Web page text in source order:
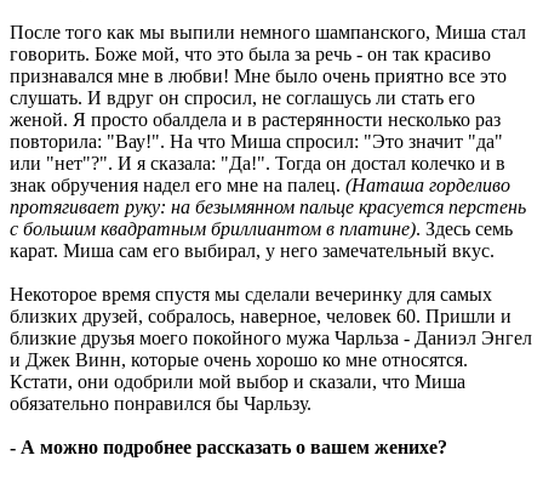
После того как мы выпили немного шампанского, Миша стал
говорить. Боже мой, что это была за речь - он так красиво
признавался мне в любви! Мне было очень приятно все это
слушать. И вдруг он спросил, не соглашусь ли стать его
женой. Я просто обалдела и в растерянности несколько раз
повторила: "Вау!". На что Миша спросил: "Это значит "да"
или "нет"?". И я сказала: "Да!". Тогда он достал колечко и в
знак обручения надел его мне на палец. (Наташа горделиво
протягивает руку: на безымянном пальце красуется перстень
с большим квадратным бриллиантом в платине). Здесь семь
карат. Миша сам его выбирал, у него замечательный вкус.
Некоторое время спустя мы сделали вечеринку для самых
близких друзей, собралось, наверное, человек 60. Пришли и
близкие друзья моего покойного мужа Чарльза - Даниэл Энгел
и Джек Винн, которые очень хорошо ко мне относятся.
Кстати, они одобрили мой выбор и сказали, что Миша
обязательно понравился бы Чарльзу.
- А можно подробнее рассказать о вашем женихе?